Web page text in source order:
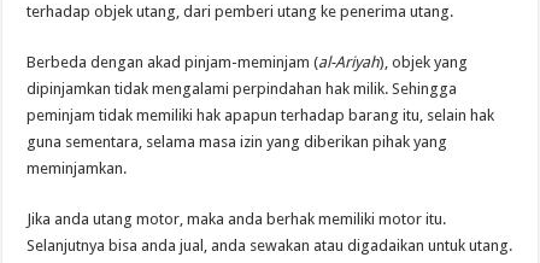
terhadap objek utang, dari pemberi utang ke penerima utang.
Berbeda dengan akad pinjam-meminjam (al-Ariyah), objek yang
dipinjamkan tidak mengalami perpindahan hak milik. Sehingga
peminjam tidak memiliki hak apapun terhadap barang itu, selain hak
guna sementara, selama masa izin yang diberikan pihak yang
meminjamkan.
Jika anda utang motor, maka anda berhak memiliki motor itu.
Selanjutnya bisa anda jual, anda sewakan atau digadaikan untuk utang.